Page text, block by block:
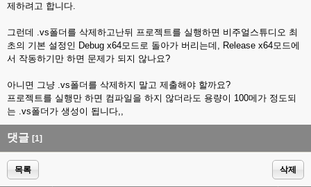
제하려고 합니다.
그런데 .vs폴더를 삭제하고난뒤 프로젝트를 실행하면 비주얼스튜디오 최
초의 기본 설정인 Debug x64모드로 돌아가 버리는데, Release x64모드에
서 작동하기만 하면 문제가 되지 않나요?
아니면 그냥 .vs폴더를 삭제하지 말고 제출해야 할까요?
프로젝트를 실행만 하면 컴파일을 하지 않더라도 용량이 100메가 정도되
는 .vs폴더가 생성이 됩니다,,
댓글 [1]
목록 삭제